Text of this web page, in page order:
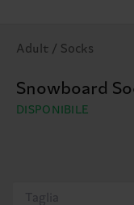
Adult / Socks
Snowboard
DISPONIBILE
Taglia